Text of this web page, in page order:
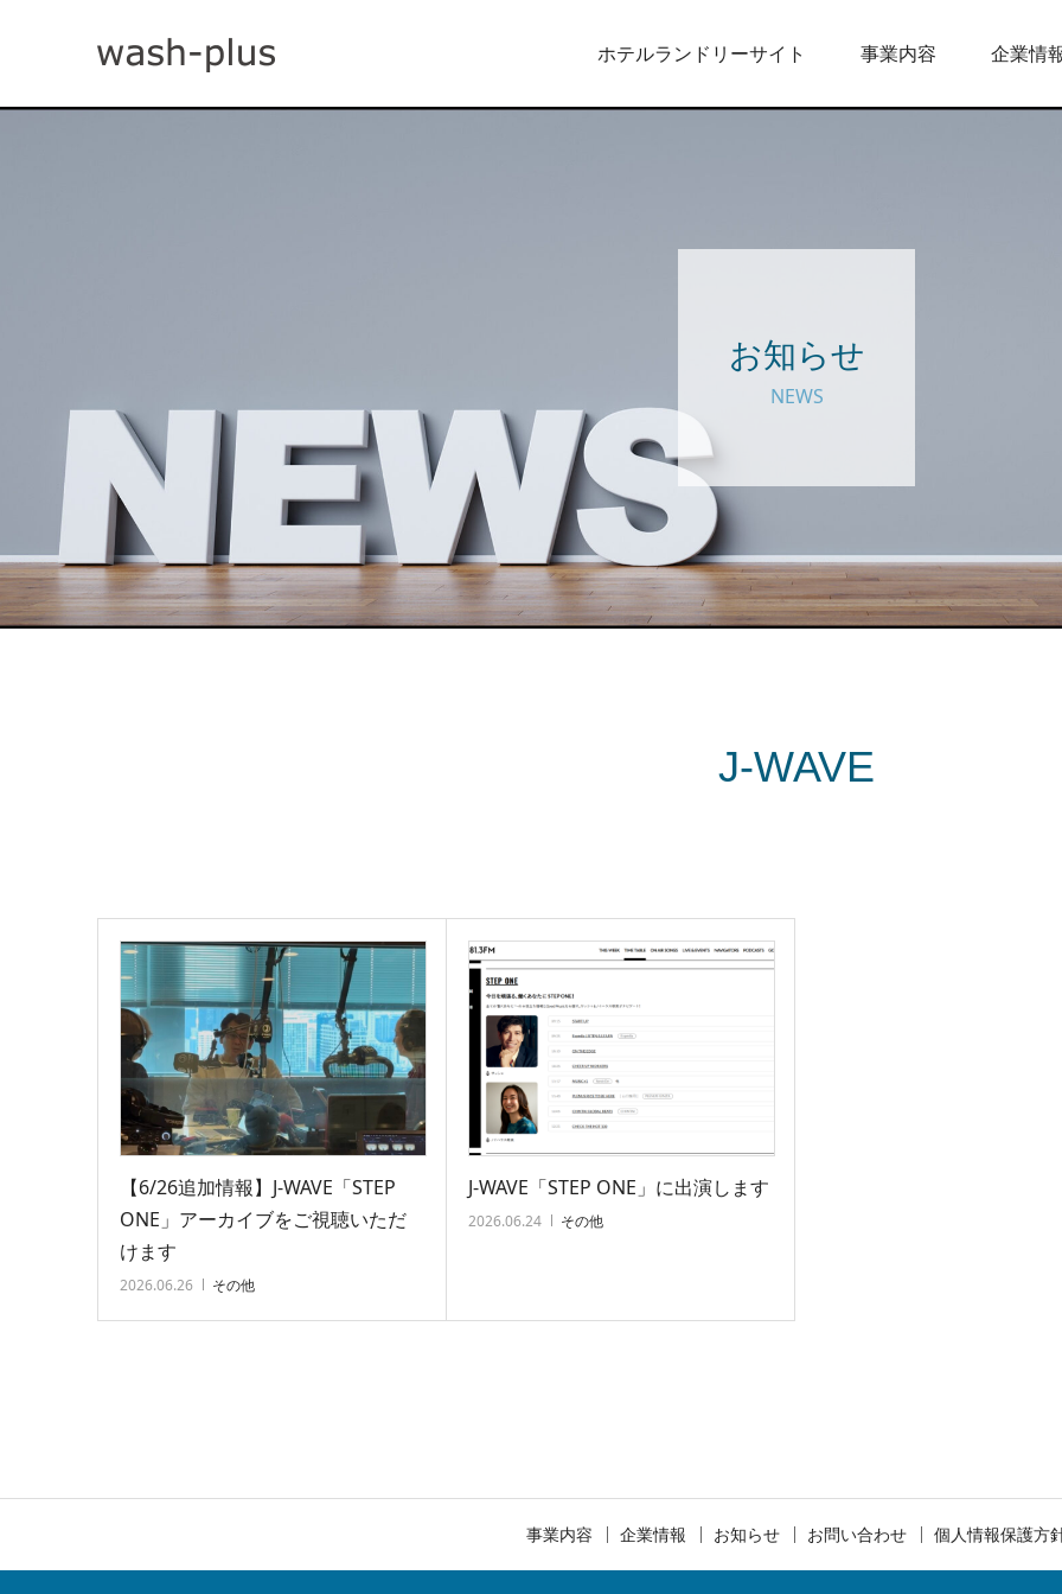
ホテルランドリーサイト 事業内容 企業情
お知らせ
NEWS
J-WAVE
【6/26追加情報】J-WAVE「STEP
ONE」アーカイブをご視聴いただ
けます
2026.06.26 その他
J-WAVE「STEP ONE」に出演します
2026.06.24 その他
事業内容 企業情報 お知らせ お問い合わせ 個人情報保護方